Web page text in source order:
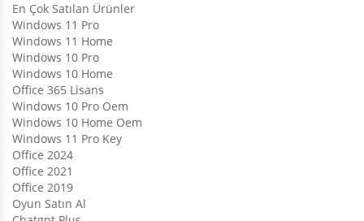
En Çok Satılan Ürünler
Windows 11 Pro
Windows 11 Home
Windows 10 Pro
Windows 10 Home
Office 365 Lisans
Windows 10 Pro Oem
Windows 10 Home Oem
Windows 11 Pro Key
Office 2024
Office 2021
Office 2019
Oyun Satın Al